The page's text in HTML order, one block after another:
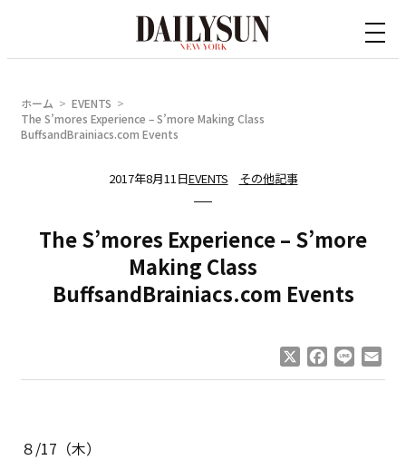
ホーム
EVENTS
The S’mores Experience – S’more Making Class
BuffsandBrainiacs.com Events
2017年8月11日EVENTS その他記事
The S’mores Experience – S’more
Making Class
BuffsandBrainiacs.com Events
Facebook
Line
８/17（木）